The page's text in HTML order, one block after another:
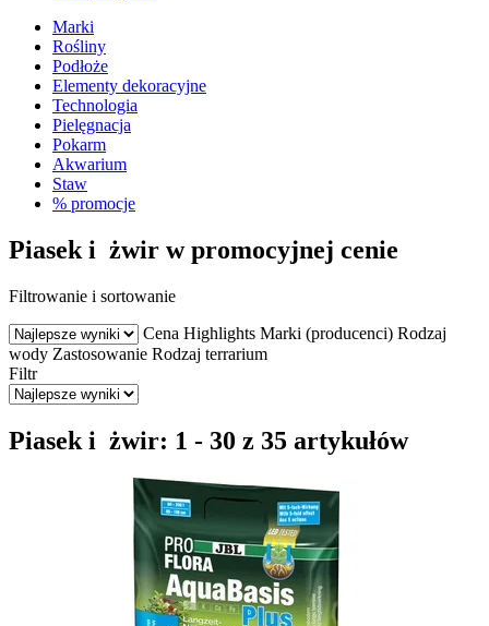
Marki
Rośliny
Podłoże
Elementy dekoracyjne
Technologia
Pielęgnacja
Pokarm
Akwarium
Staw
% promocje
Piasek i żwir w promocyjnej cenie
Filtrowanie i sortowanie
Cena Highlights Marki (producenci) Rodzaj
wody Zastosowanie Rodzaj terrarium
Filtr
Piasek i żwir: 1 - 30 z 35 artykułów